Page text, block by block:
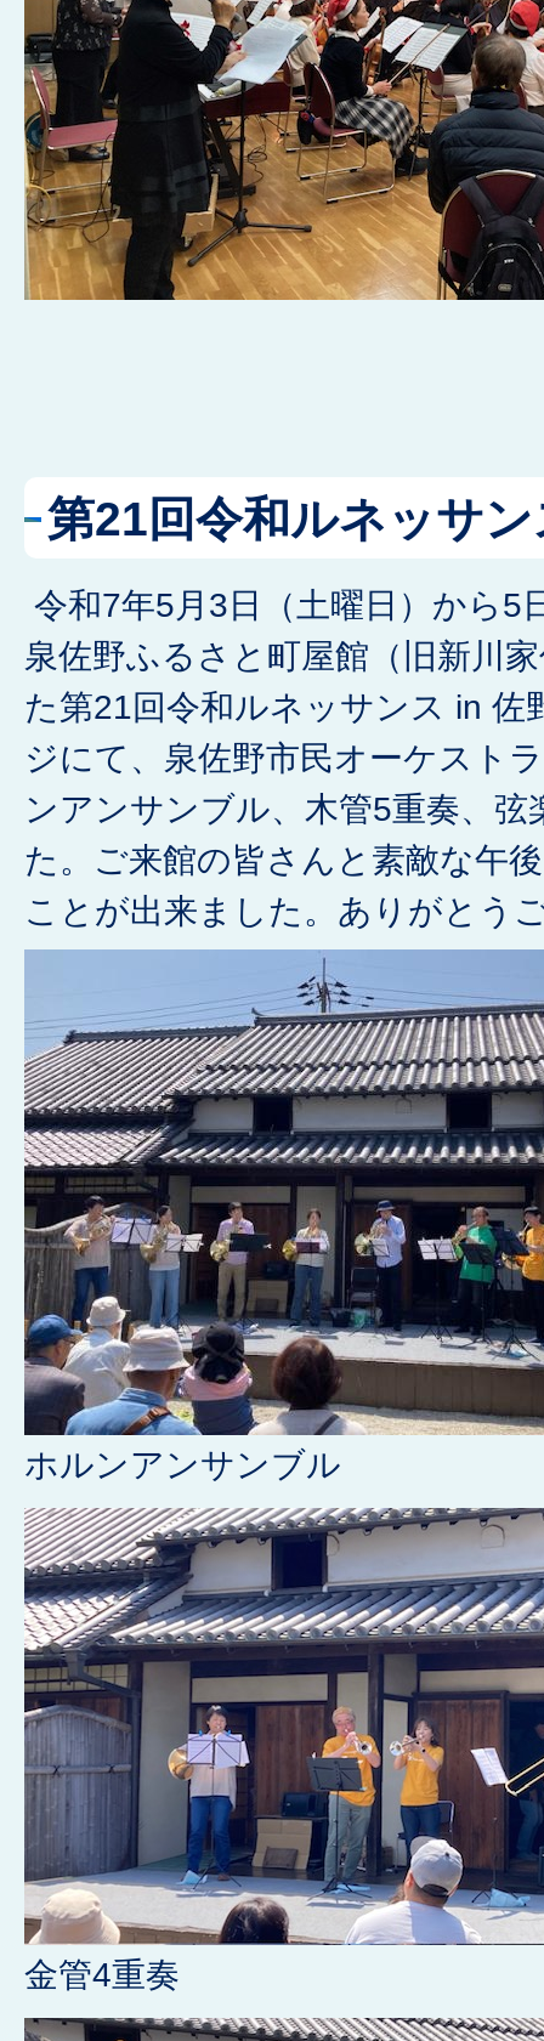
第21回令和ルネッサ
令和7年5月3日（土曜日）から5
泉佐野ふるさと町屋館（旧新川
た第21回令和ルネッサンス in 佐
ジにて、泉佐野市民オーケスト
ンアンサンブル、木管5重奏、弦
た。ご来館の皆さんと素敵な午
ことが出来ました。ありがとう
ホルンアンサンブル
金管4重奏